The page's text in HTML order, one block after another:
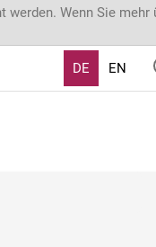
Wenn Sie
DE EN